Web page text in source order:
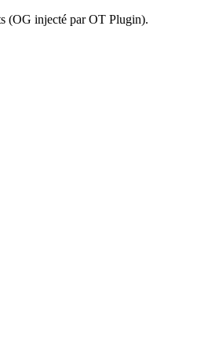
(OG injecté par OT Plugin).